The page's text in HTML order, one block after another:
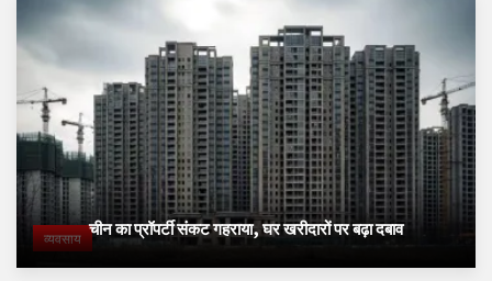
व्यवसाय चीन का प्रॉपर्टी संकट गहराया, घर खरीदारों पर बढ़ा दबाव